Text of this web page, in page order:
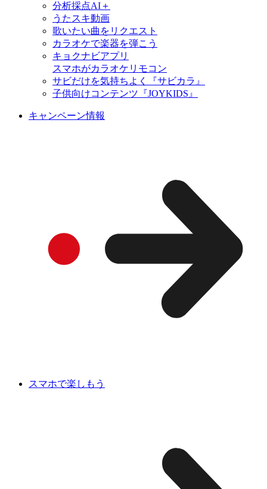
分析採点AI＋
うたスキ動画
歌いたい曲をリクエスト
カラオケで楽器を弾こう
キョクナビアプリ
スマホがカラオケリモコン
サビだけを気持ちよく『サビカラ』
子供向けコンテンツ『JOYKIDS』
キャンペーン情報
スマホで楽しもう